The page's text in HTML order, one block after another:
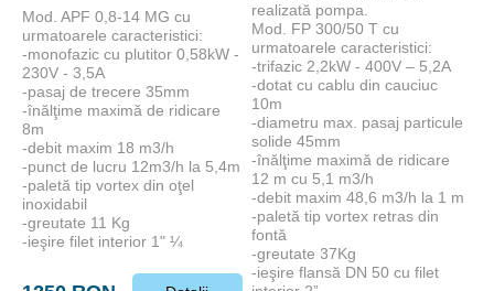
Mod. APF 0,8-14 MG cu
urmatoarele caracteristici:
-monofazic cu plutitor 0,58kW -
230V - 3,5A
-pasaj de trecere 35mm
-înălţime maximă de ridicare
8m
-debit maxim 18 m3/h
-punct de lucru 12m3/h la 5,4m
-paletă tip vortex din oţel
inoxidabil
-greutate 11 Kg
-ieşire filet interior 1" ¼
realizată pompa.
Mod. FP 300/50 T cu
urmatoarele caracteristici:
-trifazic 2,2kW - 400V – 5,2A
-dotat cu cablu din cauciuc
10m
-diametru max. pasaj particule
solide 45mm
-înălţime maximă de ridicare
12 m cu 5,1 m3/h
-debit maxim 48,6 m3/h la 1 m
-paletă tip vortex retras din
fontă
-greutate 37Kg
-ieşire flansă DN 50 cu filet